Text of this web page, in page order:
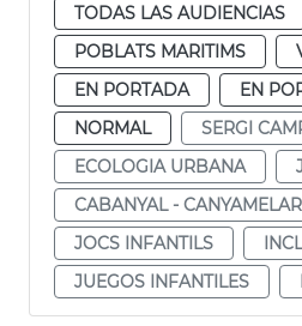
TODAS LAS AUDIENCIAS
POBLATS MARITIMS
EN PORTADA
EN
NORMAL
SERGI
ECOLOGIA URBANA
CABANYAL - CANYAMELAR
JOCS INFANTILS
JUEGOS INFANTILES